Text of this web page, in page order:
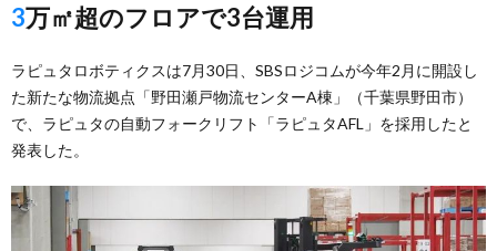
3万㎡超のフロアで3台運用
ラピュタロボティクスは7月30日、SBSロジコムが今年2月に開設し
た新たな物流拠点「野田瀬戸物流センターA棟」（千葉県野田市）
で、ラピュタの自動フォークリフト「ラピュタAFL」を採用したと
発表した。